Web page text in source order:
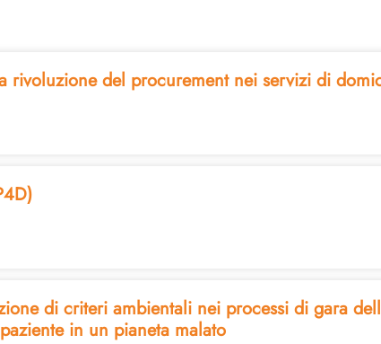
rivoluzione del procurement nei servizi di
di criteri ambientali nei processi di gara
in un pianeta malato